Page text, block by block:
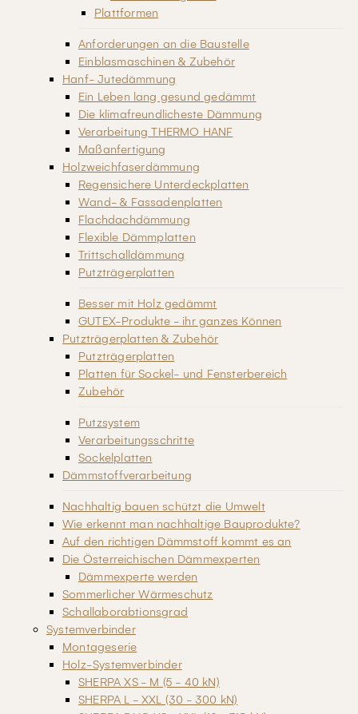
Plattformen
Anforderungen an die Baustelle
Einblasmaschinen & Zubehör
Hanf- Jutedämmung
Ein Leben lang gesund gedämmt
Die klimafreundlicheste Dämmung
Verarbeitung THERMO HANF
Maßanfertigung
Holzweichfaserdämmung
Regensichere Unterdeckplatten
Wand- & Fassadenplatten
Flachdachdämmung
Flexible Dämmplatten
Trittschalldämmung
Putzträgerplatten
Besser mit Holz gedämmt
GUTEX-Produkte - ihr ganzes Können
Putzträgerplatten & Zubehör
Putzträgerplatten
Platten für Sockel- und Fensterbereich
Zubehör
Putzsystem
Verarbeitungsschritte
Sockelplatten
Dämmstoffverarbeitung
Nachhaltig bauen schützt die Umwelt
Wie erkennt man nachhaltige Bauprodukte?
Auf den richtigen Dämmstoff kommt es an
Die Österreichischen Dämmexperten
Dämmexperte werden
Sommerlicher Wärmeschutz
Schallaborabtionsgrad
Systemverbinder
Montageserie
Holz-Systemverbinder
SHERPA XS - M (5 - 40 kN)
SHERPA L - XXL (30 - 300 kN)